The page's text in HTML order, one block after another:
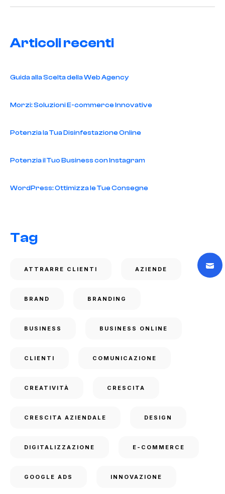
Articoli recenti
Guida alla Scelta della Web Agency
Morzi: Soluzioni E-commerce Innovative
Potenzia la Tua Disinfestazione Online
Potenzia il Tuo Business con Instagram
WordPress: Ottimizza le Tue Consegne
Tag
ATTRARRE CLIENTI AZIENDE
BRAND BRANDING
BUSINESS BUSINESS ONLINE
CLIENTI COMUNICAZIONE
CREATIVITÀ CRESCITA
CRESCITA AZIENDALE DESIGN
DIGITALIZZAZIONE E-COMMERCE
GOOGLE ADS INNOVAZIONE